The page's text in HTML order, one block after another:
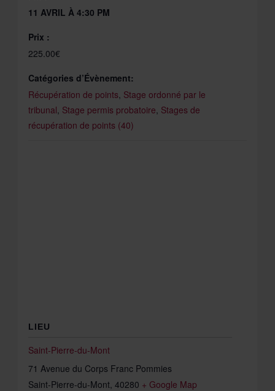
11 AVRIL À 4:30 PM
Prix :
225.00€
Catégories d’Évènement:
Récupération de points Stage ordonné par le
tribunal Stage permis probatoire Stages de
récupération de points (40)
LIEU
Saint-Pierre-du-Mont
71 Avenue du Corps Franc Pommies
Saint-Pierre-du-Mont 40280 + Google Map